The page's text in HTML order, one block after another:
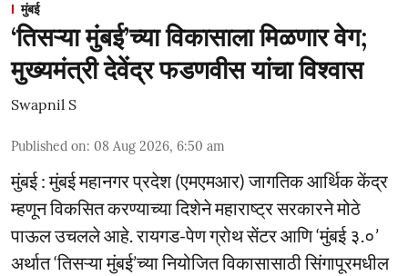
मुंबई
‘तिसऱ्या मुंबई’च्या विकासाला मिळणार वेग;
मुख्यमंत्री देवेंद्र फडणवीस यांचा विश्वास
Swapnil S
Published on: 08 Aug 2026, 6:50 am
मुंबई : मुंबई महानगर प्रदेश (एमएमआर) जागतिक आर्थिक केंद्र
म्हणून विकसित करण्याच्या दिशेने महाराष्ट्र सरकारने मोठे
पाऊल उचलले आहे. रायगड-पेण ग्रोथ सेंटर आणि ‘मुंबई ३.०’
अर्थात ‘तिसऱ्या मुंबई’च्या नियोजित विकासासाठी सिंगापूरमधील